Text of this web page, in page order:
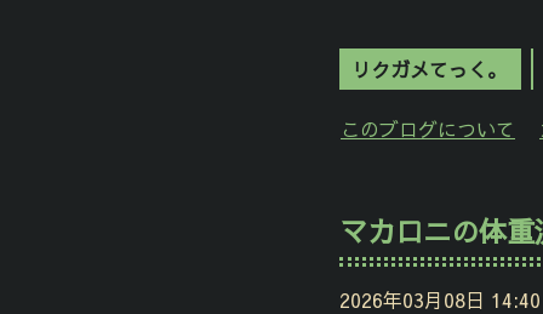
リクガメてっく。
このブログについて
マカロニの体
2026年03月08日 14:40